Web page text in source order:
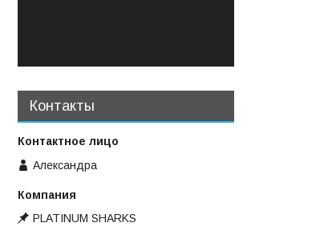
Контакты
Александра
PLATINUM SHARKS